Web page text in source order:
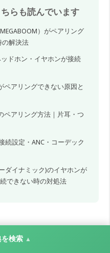
らも読んでいます
）がペアリング
の解決法
ドホン・イヤホンが接続
ペアリングできない原因と
ペアリング方法｜片耳・つ
続設定・ANC・コーデック
ダイナミック)のイヤホンが
できない時の対処法
を検索 ▲